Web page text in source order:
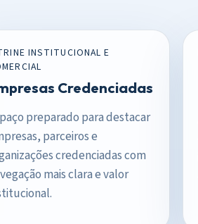
INSTITUCIONAL E
Credenciadas
preparado para destacar
parceiros e
credenciadas com
mais clara e valor